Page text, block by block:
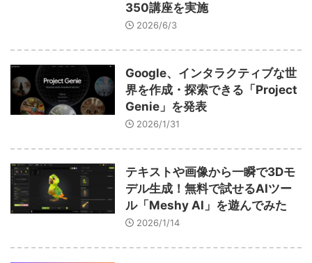
タグ一覧
ARKit BitStar（ぶいらいぶ） CG(2D/3D) esports
Fortnite HMD HoloModels Music
にじさんじ アウトドア
アミューズメント イベント オーディション
キャンペーン クラウドファンディング
350講座を実施
2026/6/3
Google、インタラクティブな世
界を作成・探索できる「Project
Genie」を発表
2026/1/31
テキストや画像から一瞬で3Dモ
デル生成！無料で試せるAIツー
ル「Meshy AI」を遊んでみた
2026/1/14